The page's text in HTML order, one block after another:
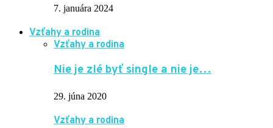
7. januára 2024
Vzťahy a rodina
Vzťahy a rodina
Nie je zlé byť single a nie je…
29. júna 2020
Vzťahy a rodina